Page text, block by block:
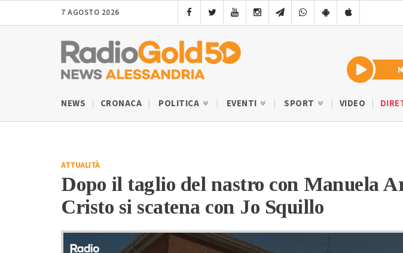
7 AGOSTO 2026
NEWS CRONACA POLITICA EVENTI SPORT VIDEO
ATTUALITÀ
Dopo il taglio del nastro con Manuela
Cristo si scatena con Jo Squillo